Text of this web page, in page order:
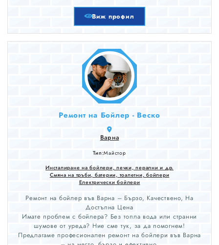
Довършителни ремонти
Водопровод и канализация
Ел. монтаж и заварки
Дърводелски и железарски услуги, монтаж
Виж профил
Ремонт на Бойлер - Веско
Варна
Тип:Майстор
Инсталиране на бойлери, печки, перални и др.
Смяна на тръби, батерии, тоалетни, бойлери
Електрически бойлери
Ремонт на бойлер във Варна – Бързо, Качествено, На
Достъпна Цена
Имате проблем с бойлера? Без топла вода или странни
шумове от уреда? Ние сме тук, за да помогнем!
Предлагаме професионален ремонт на бойлери във Варна